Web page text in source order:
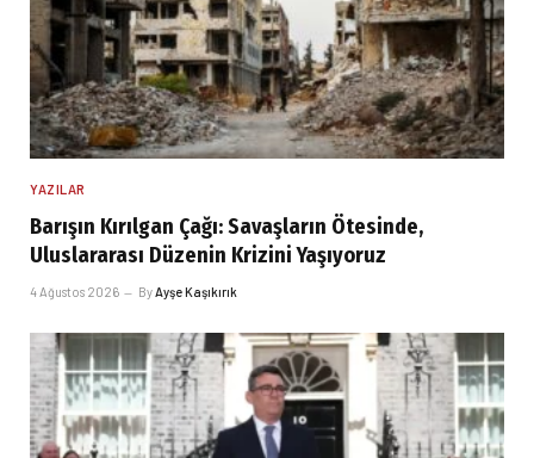
YAZILAR
Barışın Kırılgan Çağı: Savaşların Ötesinde,
Uluslararası Düzenin Krizini Yaşıyoruz
4 Ağustos 2026 ByAyşe Kaşıkırık